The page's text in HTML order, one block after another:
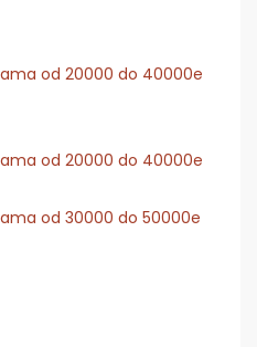
od 20000 do 40000e
od 20000 do 40000e
od 30000 do 50000e